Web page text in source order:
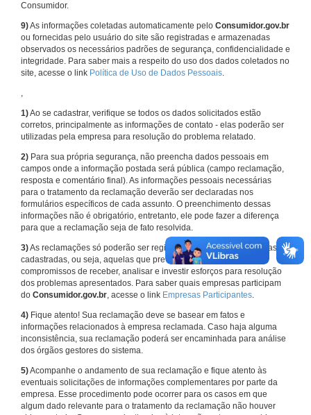
Consumidor.
9)As informações coletadas automaticamente pelo Consumidor.gov.br
ou fornecidas pelo usuário do site são registradas e armazenadas
observados os necessários padrões de segurança, confidencialidade e
integridade. Para saber mais a respeito do uso dos dados coletados no
site, acesse o link Política de Uso de Dados Pessoais.
,
1)Ao se cadastrar, verifique se todos os dados solicitados estão
corretos, principalmente as informações de contato - elas poderão ser
utilizadas pela empresa para resolução do problema relatado.
2) Para sua própria segurança, não preencha dados pessoais em
campos onde a informação postada será pública (campo reclamação,
resposta e comentário final). As informações pessoais necessárias
para o tratamento da reclamação deverão ser declaradas nos
formulários específicos de cada assunto. O preenchimento dessas
informações não é obrigatório, entretanto, ele pode fazer a diferença
para que a reclamação seja de fato resolvida.
3)As reclamações só poderão ser registradas em face de empresas
cadastradas, ou seja, aquelas que previamente assumiram
compromissos de receber, analisar e investir esforços para resolução
dos problemas apresentados. Para saber quais empresas participam
do Consumidor.gov.br, acesse o link Empresas Participantes.
4) Fique atento! Sua reclamação deve se basear em fatos e
informações relacionados à empresa reclamada. Caso haja alguma
inconsistência, sua reclamação poderá ser encaminhada para análise
dos órgãos gestores do sistema.
5)Acompanhe o andamento de sua reclamação e fique atento às
eventuais solicitações de informações complementares por parte da
empresa. Esse procedimento pode ocorrer para os casos em que
algum dado relevante para o tratamento da reclamação não houver